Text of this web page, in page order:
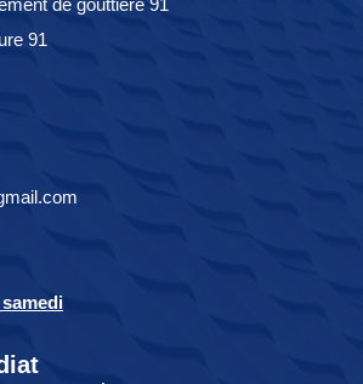
de gouttière 91
91